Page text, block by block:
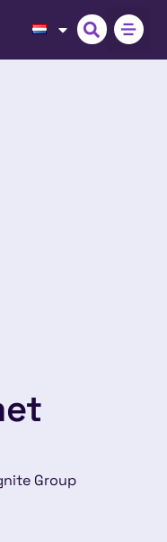
Group